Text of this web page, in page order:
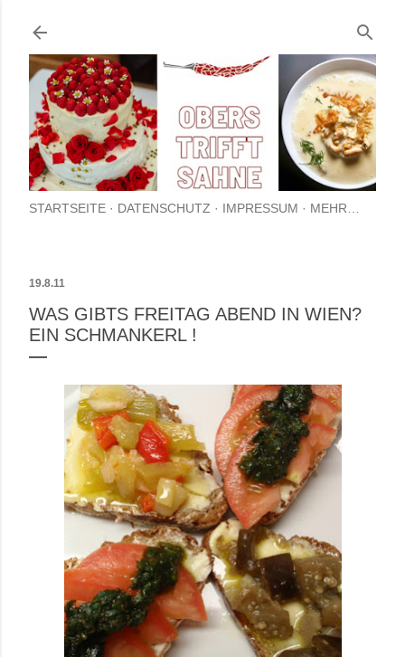
STARTSEITE DATENSCHUTZ IMPRESSUM MEHR…
19.8.11
WAS GIBTS FREITAG ABEND IN WIEN?
EIN SCHMANKERL !